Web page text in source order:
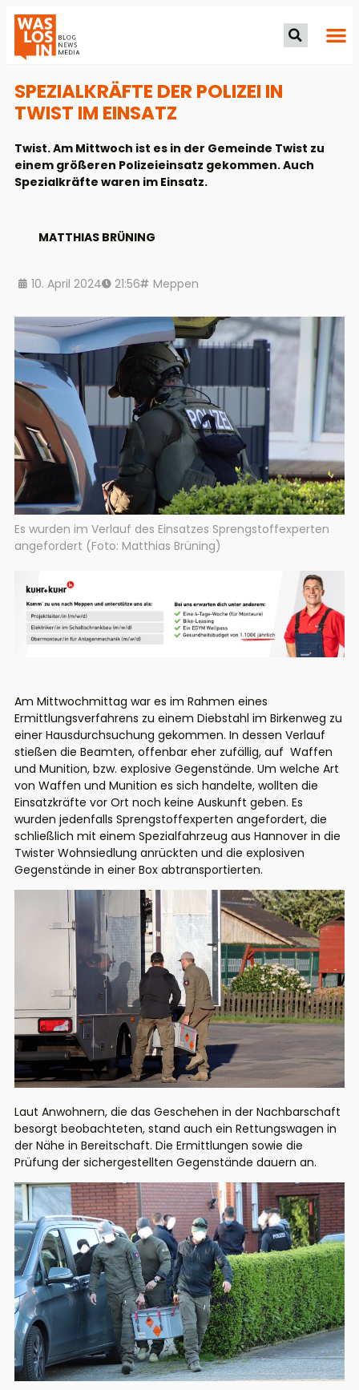
SPEZIALKRÄFTE DER POLIZEI IN
TWIST IM EINSATZ
Twist. Am Mittwoch ist es in der Gemeinde Twist zu
einem größeren Polizeieinsatz gekommen. Auch
Spezialkräfte waren im Einsatz.
MATTHIAS BRÜNING
10. April 2024 21:56 Meppen
Es wurden im Verlauf des Einsatzes Sprengstoffexperten
angefordert (Foto: Matthias Brüning)
Am Mittwochmittag war es im Rahmen eines
Ermittlungsverfahrens zu einem Diebstahl im Birkenweg zu
einer Hausdurchsuchung gekommen. In dessen Verlauf
stießen die Beamten, offenbar eher zufällig, auf Waffen
und Munition, bzw. explosive Gegenstände. Um welche Art
von Waffen und Munition es sich handelte, wollten die
Einsatzkräfte vor Ort noch keine Auskunft geben. Es
wurden jedenfalls Sprengstoffexperten angefordert, die
schließlich mit einem Spezialfahrzeug aus Hannover in die
Twister Wohnsiedlung anrückten und die explosiven
Gegenstände in einer Box abtransportierten.
Laut Anwohnern, die das Geschehen in der Nachbarschaft
besorgt beobachteten, stand auch ein Rettungswagen in
der Nähe in Bereitschaft. Die Ermittlungen sowie die
Prüfung der sichergestellten Gegenstände dauern an.